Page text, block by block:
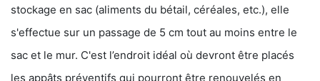
stockage en sac (aliments du bétail, céréales, etc.), elle
s'effectue sur un passage de 5 cm tout au moins entre le
sac et le mur. C'est l’endroit idéal où devront être placés
les appâts préventifs qui pourront être renouvelés en